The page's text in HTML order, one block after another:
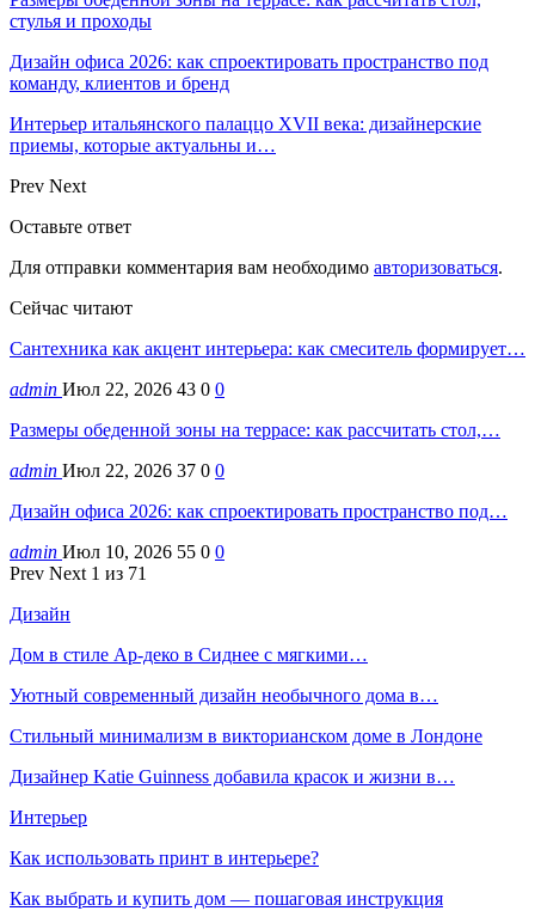
стулья и проходы
Дизайн офиса 2026: как спроектировать пространство под
команду, клиентов и бренд
Интерьер итальянского палаццо XVII века: дизайнерские
приемы, которые актуальны и…
Prev Next
Оставьте ответ
Для отправки комментария вам необходимо авторизоваться.
Сейчас читают
Сантехника как акцент интерьера: как смеситель формирует…
admin Июл 22, 2026 43 0 0
Размеры обеденной зоны на террасе: как рассчитать стол,…
admin Июл 22, 2026 37 0 0
Дизайн офиса 2026: как спроектировать пространство под…
admin Июл 10, 2026 55 0 0
Prev Next 1 из 71
Дизайн
Дом в стиле Ар-деко в Сиднее с мягкими…
Уютный современный дизайн необычного дома в…
Стильный минимализм в викторианском доме в Лондоне
Дизайнер Katie Guinness добавила красок и жизни в…
Интерьер
Как использовать принт в интерьере?
Как выбрать и купить дом — пошаговая инструкция